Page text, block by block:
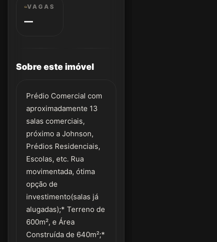
VAGAS
—
Sobre este imóvel
Prédio Comercial com
aproximadamente 13
salas comerciais,
próximo a Johnson,
Prédios Residenciais,
Escolas, etc. Rua
movimentada, ótima
opção de
investimento(salas já
alugadas);* Terreno de
600m², e Área
Construída de 640m²;*